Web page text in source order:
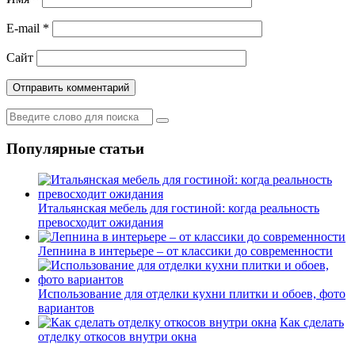
E-mail *
Сайт
Популярные статьи
Итальянская мебель для гостиной: когда реальность
превосходит ожидания
Лепнина в интерьере – от классики до современности
Использование для отделки кухни плитки и обоев, фото
вариантов
Как сделать
отделку откосов внутри окна